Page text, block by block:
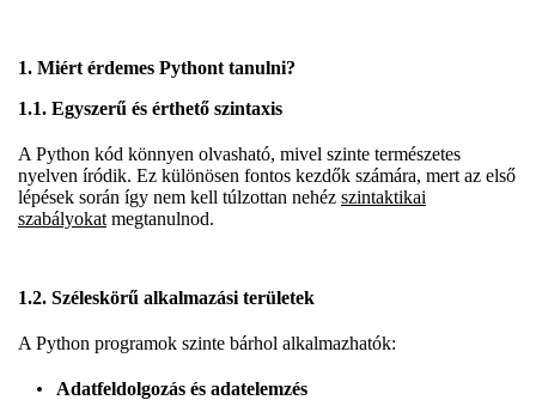
1. Miért érdemes Pythont tanulni?
1.1. Egyszerű és érthető szintaxis
A Python kód könnyen olvasható, mivel szinte természetes
nyelven íródik. Ez különösen fontos kezdők számára, mert az első
lépések során így nem kell túlzottan nehéz szintaktikai
szabályokat megtanulnod.
1.2. Széleskörű alkalmazási területek
A Python programok szinte bárhol alkalmazhatók:
Adatfeldolgozás és adatelemzés